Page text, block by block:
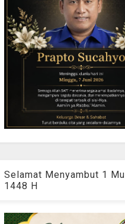
Selamat Menyambut 1
1448 H